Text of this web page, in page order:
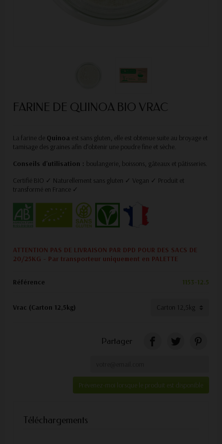
FARINE DE QUINOA BIO VRAC
La farine de Quinoa est sans gluten, elle est obtenue suite au broyage et
tamisage des graines afin d’obtenir une poudre fine et sèche.
Conseils d'utilisation : boulangerie, boissons, gâteaux et pâtisseries.
Certifié BIO ✓ Naturellement sans gluten ✓ Vegan ✓ Produit et
transformé en France ✓
ATTENTION PAS DE LIVRAISON PAR DPD POUR DES SACS DE
20/25KG - Par transporteur uniquement en PALETTE
Référence 1153-12.5
Vrac (Carton 12,5kg)
Partager
Prévenez-moi lorsque le produit est disponible
Téléchargements